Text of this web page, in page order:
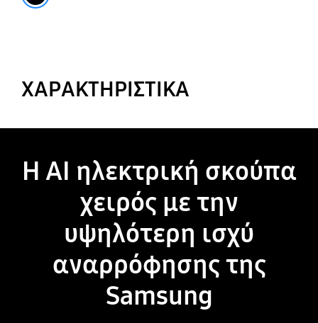
ΧΑΡΑΚΤΗΡΙΣΤΙΚΑ
Η ΑΙ ηλεκτρική σκούπα
χειρός με την
υψηλότερη ισχύ
αναρρόφησης της
Samsung